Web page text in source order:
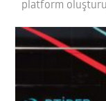
platform